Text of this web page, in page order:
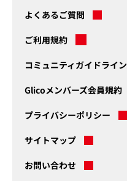
よくあるご質問
ご利用規約
タ
で
く
コミュニティガイドライン
Glicoメンバーズ会員規約
プライバシーポリシー
サイトマップ
お問い合わせ